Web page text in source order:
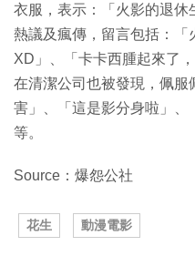
衣服，表示：「火影的退休
熱議及瘋傳，留言包括：
XD」、「卡卡西腫起來了
在清潔公司也被發現，佩服
害」、「這是影分身啦」、
等。
Source：爆怨公社
花生 動漫電影